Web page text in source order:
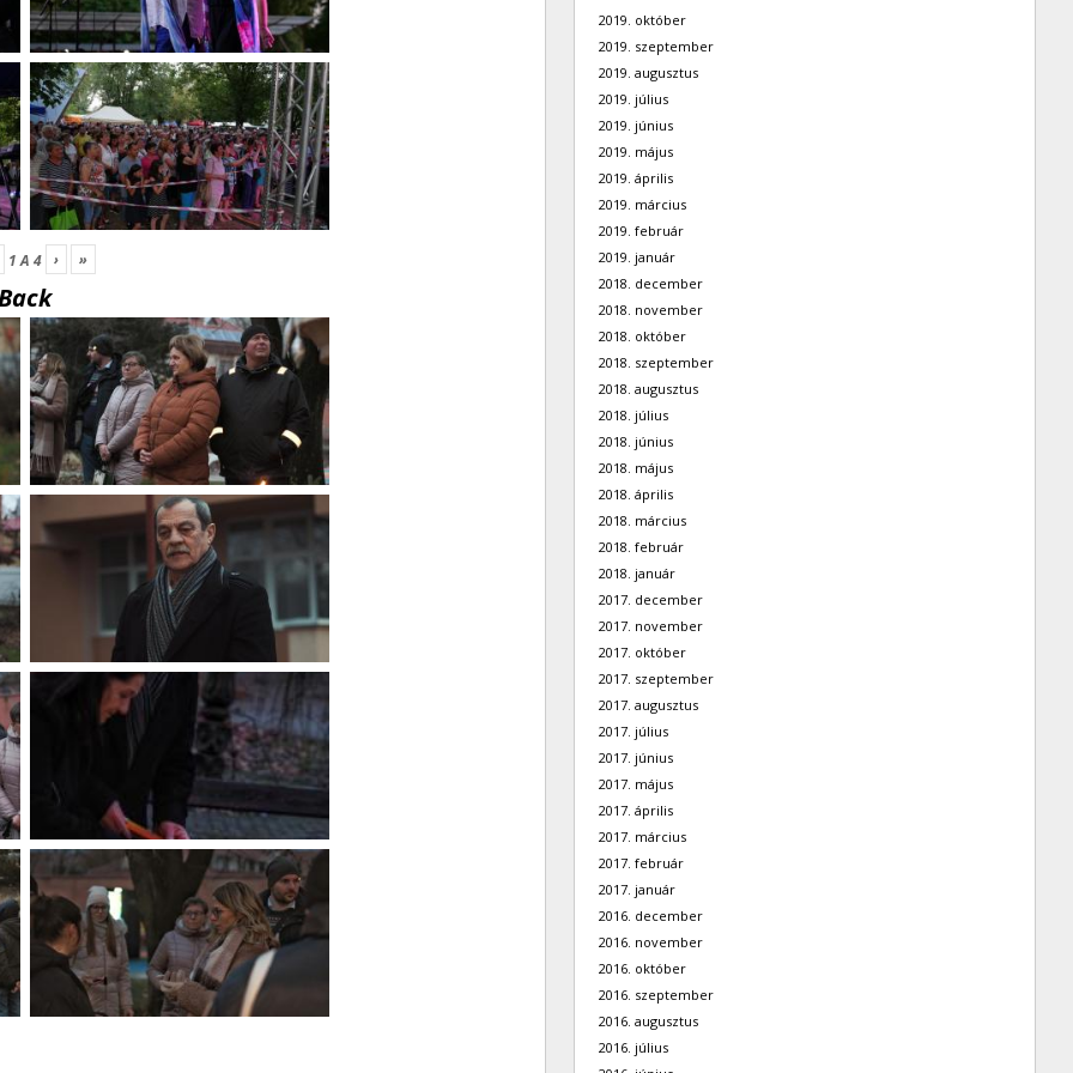
1A 4 › »
2019. október
2019. szeptember
2019. augusztus
2019. július
2019. június
2019. május
2019. április
2019. március
2019. február
2019. január
2018. december
2018. november
2018. október
2018. szeptember
2018. augusztus
2018. július
2018. június
2018. május
2018. április
2018. március
2018. február
2018. január
2017. december
2017. november
2017. október
2017. szeptember
2017. augusztus
2017. július
2017. június
2017. május
2017. április
2017. március
2017. február
2017. január
2016. december
2016. november
2016. október
2016. szeptember
2016. augusztus
2016. július